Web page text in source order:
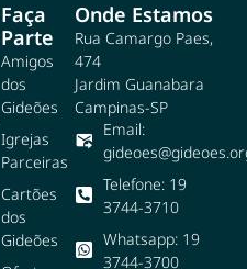
Faça
Parte
Amigos
dos
Gideões
Igrejas
Parceiras
Cartões
dos
Gideões
Onde Estamos
Rua Camargo Paes,
474
Jardim Guanabara
Campinas-SP
Email:
Telefone: 19
3744-3710
Whatsapp: 19
3744-3700